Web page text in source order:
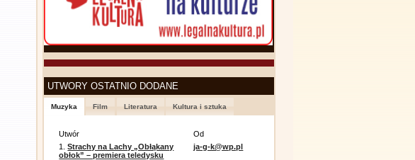
UTWORY OSTATNIO DODANE
Muzyka Film Literatura Kultura i sztuka
Utwór
Od
1.Strachy na Lachy „Obłąkany
obłok” – premiera teledysku
ja-g-k@wp.pl